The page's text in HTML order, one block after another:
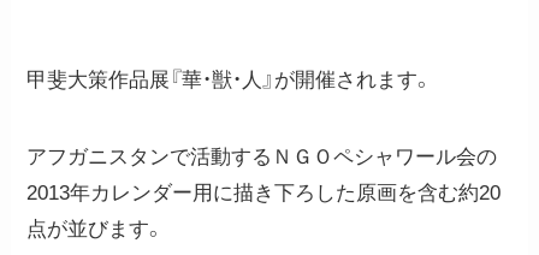
甲斐大策作品展『華・獣・人』が開催されます。
アフガニスタンで活動するＮＧＯペシャワール会の
2013年カレンダー用に描き下ろした原画を含む約20
点が並びます。